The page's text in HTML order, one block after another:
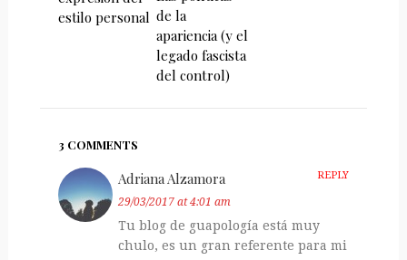
estilo personal de la
apariencia (y el
legado fascista
del control)
3 COMMENTS
Adriana Alzamora REPLY
29/03/2017 at 4:01 am
Tu blog de guapología está muy
chulo, es un gran referente para mi